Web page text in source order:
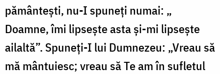
pământeşti, nu-I spuneţi numai: „
Doamne, îmi lipseşte asta şi-mi lipseşte
ailaltă”. Spuneţi-I lui Dumnezeu: „Vreau să
mă mântuiesc; vreau să Te am în sufletul